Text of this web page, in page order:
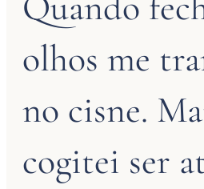
olhos me
no cisne.
cogitei ser